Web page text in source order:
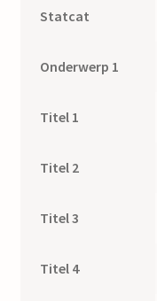
Statcat
Onderwerp 1
Titel 1
Titel 2
Titel 3
Titel 4